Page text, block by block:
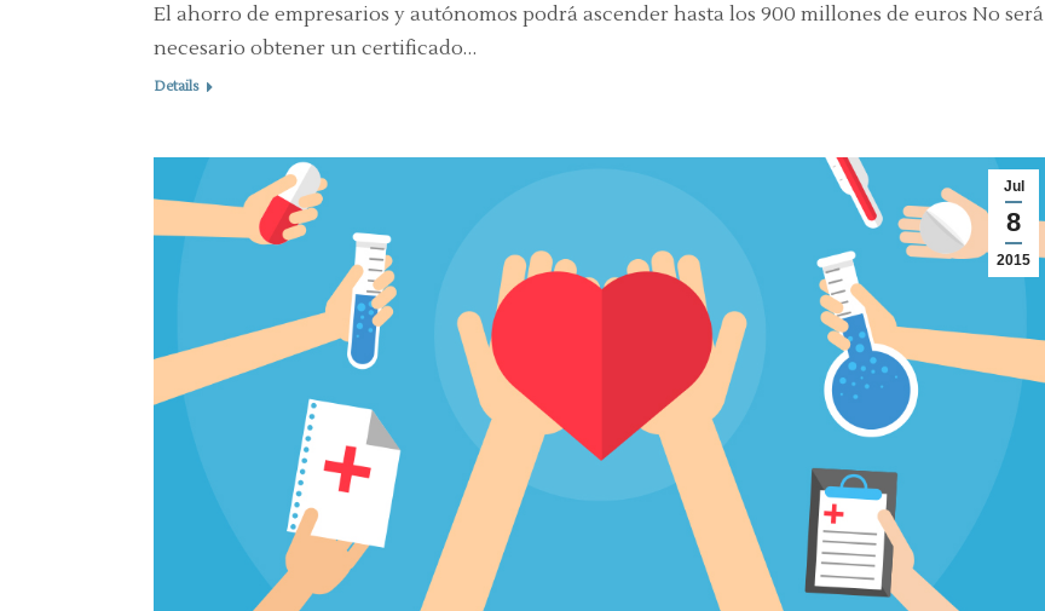
El ahorro de empresarios y autónomos podrá ascender hasta los 900 millones de euros No será
necesario obtener un certificado…
Details
Jul
8
2015